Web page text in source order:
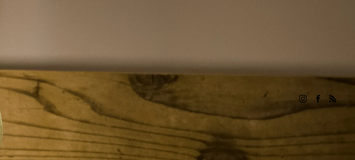
サつきでお悩みのあなたの髪を、いつまでも愛される綺麗なツヤ髪にお導きい
たします。
© 髪質改善美容室シャンデリラ